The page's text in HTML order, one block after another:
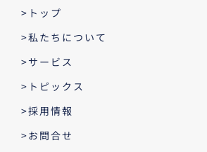
>トップ
>私たちについて
>サービス
>トピックス
>採用情報
>お問合せ